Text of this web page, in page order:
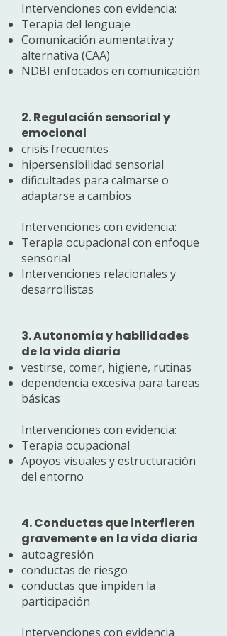
Intervenciones con evidencia:
Terapia del lenguaje
Comunicación aumentativa y
alternativa (CAA)
NDBI enfocados en comunicación
2. Regulación sensorial y
emocional
crisis frecuentes
hipersensibilidad sensorial
dificultades para calmarse o
adaptarse a cambios
Intervenciones con evidencia:
Terapia ocupacional con enfoque
sensorial
Intervenciones relacionales y
desarrollistas
3. Autonomía y habilidades
de la vida diaria
vestirse, comer, higiene, rutinas
dependencia excesiva para tareas
básicas
Intervenciones con evidencia:
Terapia ocupacional
Apoyos visuales y estructuración
del entorno
4. Conductas que interfieren
gravemente en la vida diaria
autoagresión
conductas de riesgo
conductas que impiden la
participación
Intervenciones con evidencia